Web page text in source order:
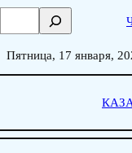
Skip
о
Пятница, 17 января,